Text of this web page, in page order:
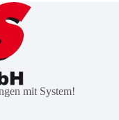
mit System!